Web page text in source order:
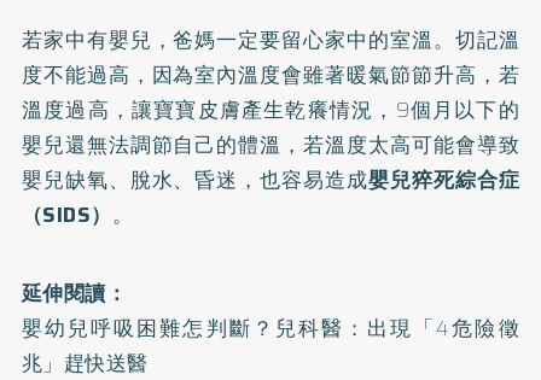
若家中有嬰兒，爸媽一定要留心家中的室溫。切記溫
度不能過高，因為室內溫度會雖著暖氣節節升高，若
溫度過高，讓寶寶皮膚產生乾癢情況，9個月以下的
嬰兒還無法調節自己的體溫，若溫度太高可能會導致
嬰兒缺氧、脫水、昏迷，也容易造成嬰兒猝死綜合症
（SIDS） 。
延伸閱讀：
嬰幼兒呼吸困難怎判斷？兒科醫：出現「4危險徵
兆」趕快送醫